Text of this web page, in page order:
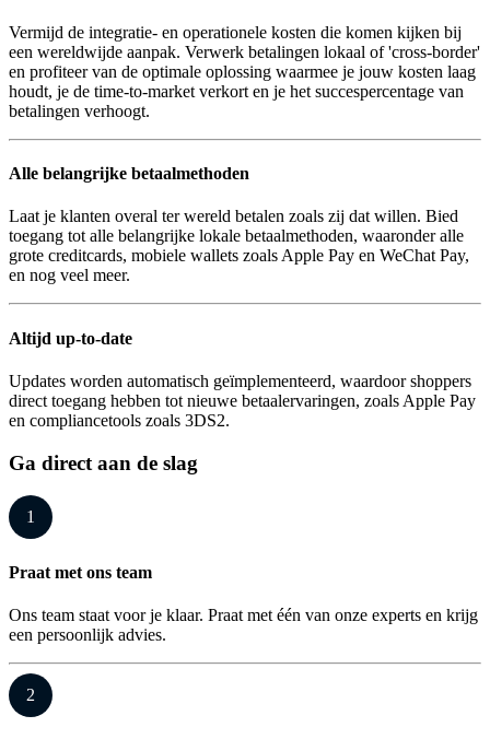
Vermijd de integratie- en operationele kosten die komen kijken bij
een wereldwijde aanpak. Verwerk betalingen lokaal of 'cross-border'
en profiteer van de optimale oplossing waarmee je jouw kosten laag
houdt, je de time-to-market verkort en je het succespercentage van
betalingen verhoogt.
Alle belangrijke betaalmethoden
Laat je klanten overal ter wereld betalen zoals zij dat willen. Bied
toegang tot alle belangrijke lokale betaalmethoden, waaronder alle
grote creditcards, mobiele wallets zoals Apple Pay en WeChat Pay,
en nog veel meer.
Altijd up-to-date
Updates worden automatisch geïmplementeerd, waardoor shoppers
direct toegang hebben tot nieuwe betaalervaringen, zoals Apple Pay
en compliancetools zoals 3DS2.
Ga direct aan de slag
1
Praat met ons team
Ons team staat voor je klaar. Praat met één van onze experts en krijg
een persoonlijk advies.
2